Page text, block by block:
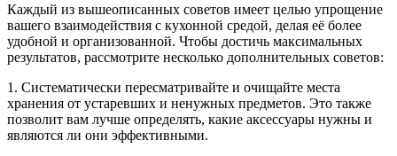
Каждый из вышеописанных советов имеет целью упрощение
вашего взаимодействия с кухонной средой, делая её более
удобной и организованной. Чтобы достичь максимальных
результатов, рассмотрите несколько дополнительных советов:
1. Систематически пересматривайте и очищайте места
хранения от устаревших и ненужных предметов. Это также
позволит вам лучше определять, какие аксессуары нужны и
являются ли они эффективными.